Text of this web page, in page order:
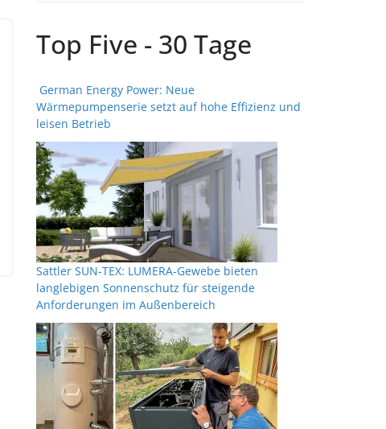
Top Five - 30 Tage
German Energy Power: Neue
Wärmepumpenserie setzt auf hohe Effizienz und
leisen Betrieb
Sattler SUN-TEX: LUMERA-Gewebe bieten
langlebigen Sonnenschutz für steigende
Anforderungen im Außenbereich